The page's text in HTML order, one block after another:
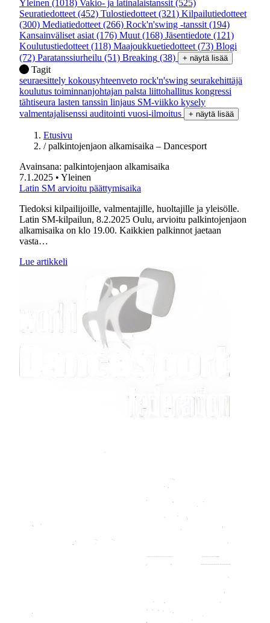
Yleinen (1018) Vakio- ja latinalaistanssit (525)
Seuratiedotteet (452) Tulostiedotteet (321) Kilpailutiedotteet
(300) Mediatiedotteet (266) Rock'n'swing -tanssit (194)
Kansainväliset asiat (176) Muut (168) Jäsentiedote (121)
Koulutustiedotteet (118) Maajoukkuetiedotteet (73) Blogi
(72) Paratanssiurheilu (51) Breaking (38) + näytä lisää
Tagit
seuraesittely kokousyhteenveto rock'n'swing seurakehittäjä
koulutus toiminnanjohtajan palsta liittohallitus kongressi
tähtiseura lasten tanssin linjaus SM-viikko kysely
valmentajalisenssi auditointi vuosi-ilmoitus + näytä lisää
Etusivu
/ palkintojenjaon alkamisaika – Dancesport
Avainsana: palkintojenjaon alkamisaika
7.1.2025 • Yleinen
Latin SM arvioitu päättymisaika
Tiedoksi kilpailijoille, valmentajille, huoltajille ja yleisölle.
Latin SM-kilpailun, 8.2.2025 Oulu, arvioitu palkintojenjaon
alkamisaika on klo 19.00. Kaikkien palkinnot jaetaan
vasta…
Lue artikkeli